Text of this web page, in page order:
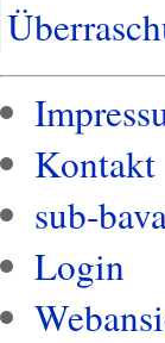
Kontakt
sub-
Login